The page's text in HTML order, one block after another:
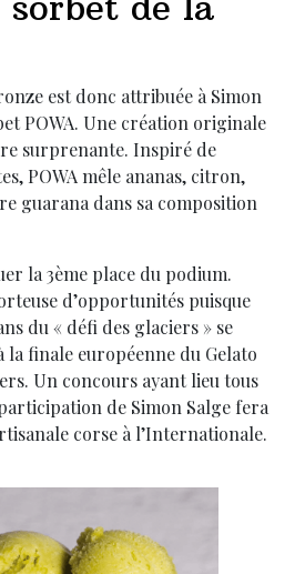
est donc attribuée à Simon
POWA. Une création originale
surprenante. Inspiré de
POWA mêle ananas, citron,
guarana dans sa composition
la 3ème place du podium.
d’opportunités puisque
du « défi des glaciers » se
finale européenne du Gelato
Un concours ayant lieu tous
de Simon Salge fera
corse à l’Internationale.